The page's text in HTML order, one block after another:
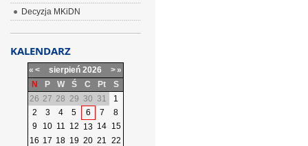
Decyzja MKiDN
KALENDARZ
« < sierpień 2026 >»
N
P W Ś C Pt
S
26 27 28 29 30 31
1
2
3 4 5 6 7
8
9
10 11 12 13 14 15
16 17 18 19 20 21 22